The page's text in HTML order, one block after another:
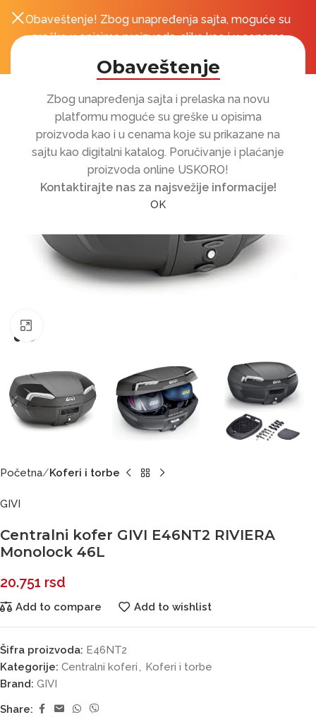
Obaveštenje
Zbog unapređenja sajta i prelaska na novu
platformu moguće su greške u opisima
proizvoda kao i u cenama koje su prikazane na
sajtu kao digitalni katalog. Poručivanje i plaćanje
proizvoda online USKORO!
Kontaktirajte nas za najsvežije informacije!
OK
Obaveštenje! Zbog unapređenja sajta, moguće su
greške u opisima proizvoda, slika kao i u cenama
Početna Koferi i torbe
GIVI
Centralni kofer GIVI E46NT2 RIVIERA
Monolock 46L
20.751 rsd
Add to compare Add to wishlist
Šifra proizvoda: E46NT2
Kategorije: Centralni koferi, Koferi i torbe
Brand: GIVI
Share: